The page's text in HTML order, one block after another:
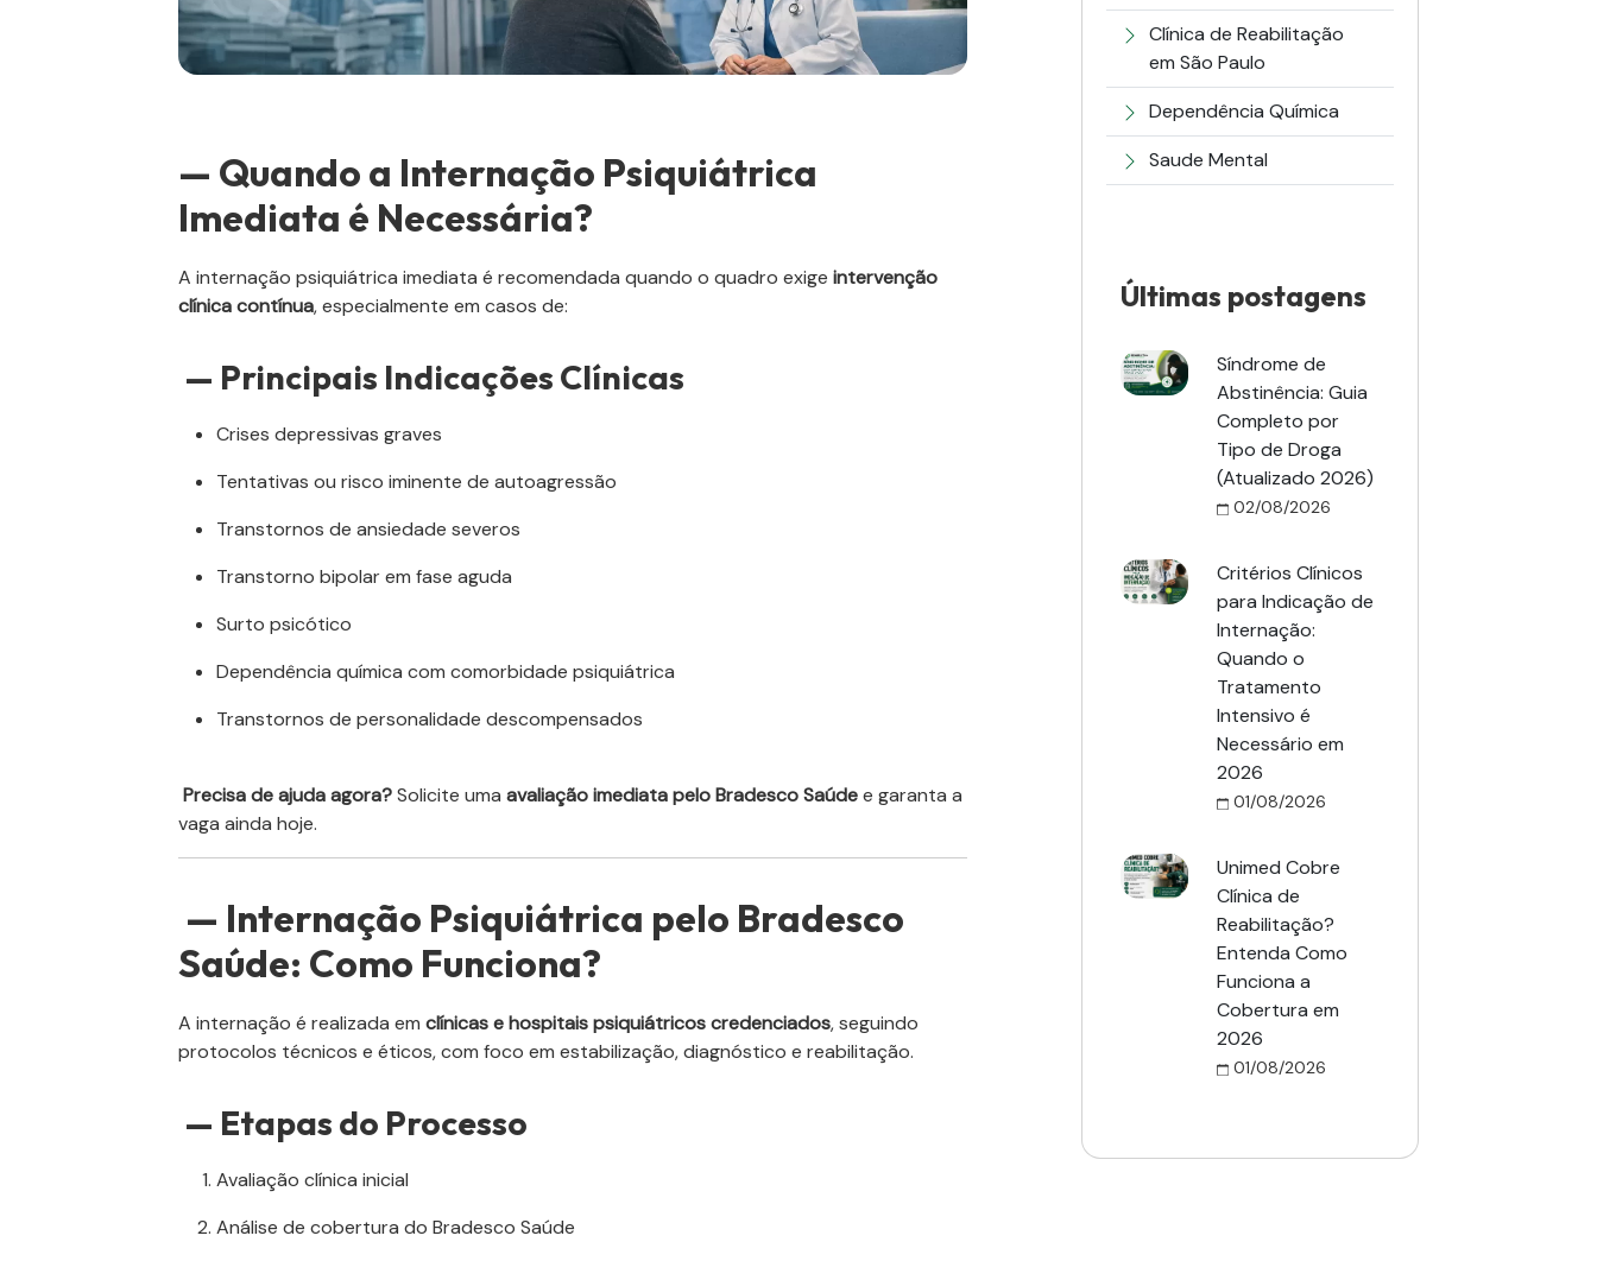
— Quando a Internação Psiquiátrica
Imediata é Necessária?
A internação psiquiátrica imediata é recomendada quando o quadro exige intervenção
clínica contínua, especialmente em casos de:
— Principais Indicações Clínicas
Crises depressivas graves
Tentativas ou risco iminente de autoagressão
Transtornos de ansiedade severos
Transtorno bipolar em fase aguda
Surto psicótico
Dependência química com comorbidade psiquiátrica
Transtornos de personalidade descompensados
Precisa de ajuda agora?Solicite uma avaliação imediata pelo Bradesco Saúdee garanta a
vaga ainda hoje.
— Internação Psiquiátrica pelo Bradesco
Saúde: Como Funciona?
A internação é realizada em clínicas e hospitais psiquiátricos credenciados, seguindo
protocolos técnicos e éticos, com foco em estabilização, diagnóstico e reabilitação.
— Etapas do Processo
Avaliação clínica inicial
Análise de cobertura do Bradesco Saúde
Clínica de Reabilitação
em São Paulo
Dependência Química
Saude Mental
Últimas postagens
Síndrome de
Abstinência: Guia
Completo por
Tipo de Droga
(Atualizado 2026)
02/08/2026
Critérios Clínicos
para Indicação de
Internação:
Quando o
Tratamento
Intensivo é
Necessário em
2026
01/08/2026
Unimed Cobre
Clínica de
Reabilitação?
Entenda Como
Funciona a
Cobertura em
2026
01/08/2026